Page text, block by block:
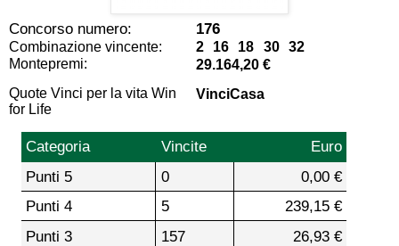
Concorso numero: 176
Combinazione vincente:
2 16 18 30 32
Montepremi:
29.164,20 €
Quote Vinci per la vita Win
for Life
VinciCasa
Categoria Vincite
Euro
Punti 5
0
0,00 €
Punti 4
5
239,15 €
Punti 3
157
26,93 €